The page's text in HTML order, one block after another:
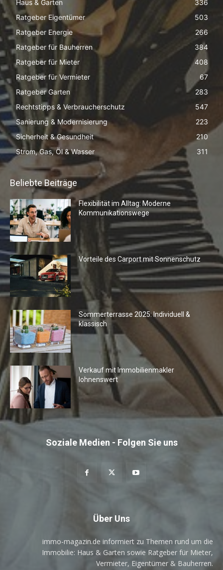
Haus & Garten
336
Ratgeber Eigentümer
503
Ratgeber Energie
266
Ratgeber für Bauherren
384
Ratgeber für Mieter
408
Ratgeber für Vermieter
67
Ratgeber Garten
283
Rechtstipps & Verbraucherschutz
547
Sanierung & Modernisierung
223
Sicherheit & Gesundheit
210
Strom, Gas, Öl & Wasser
311
Beliebte Beiträge
Flexibilität im Alltag: Moderne
Kommunikationswege
Vorteile des Carport mit Sonnenschutz
Sommerterrasse 2025: Individuell &
klassisch
Verkauf mit Immobilienmakler
lohnenswert
Soziale Medien - Folgen Sie uns
Über Uns
immo-magazin.de informiert zu Themen rund um die
Immobilie: Haus & Garten sowie Ratgeber für Mieter,
Vermieter, Eigentümer & Bauherren.